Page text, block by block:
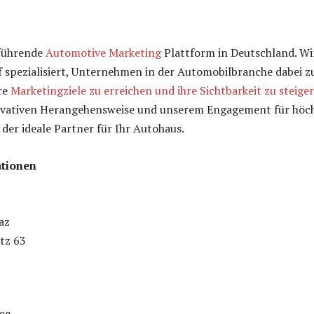
Automotive MarketingPlattform in Deutschland.
spezialisiert, Unternehmen in der Automobilbranche dabei
Marketingziele zu erreichen und ihre Sichtbarkeit zu
Herangehensweise und unserem Engagement für
ideale Partner für Ihr Autohaus.
63